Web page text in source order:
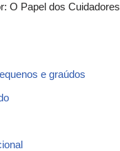
O Papel dos Cuidadores
e graúdos